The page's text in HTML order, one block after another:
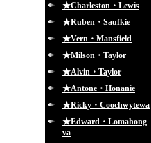
★Charleston・Lewis
★Ruben・Saufkie
★Vern・Mansfield
★Milson・Taylor
★Alvin・Taylor
★Antone・Honanie
★Ricky・Coochwytewa
★Edward・Lomahong
va